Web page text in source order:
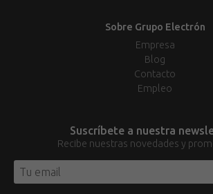
Sobre Grupo Electrón
Empresa
Blog
Contacto
Empleo
Suscríbete a nuestra
Recibe nuestras novedades y